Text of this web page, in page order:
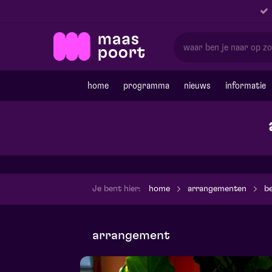
home programma nieuws informatie
Je bent hier: home arrangementen
arrangement